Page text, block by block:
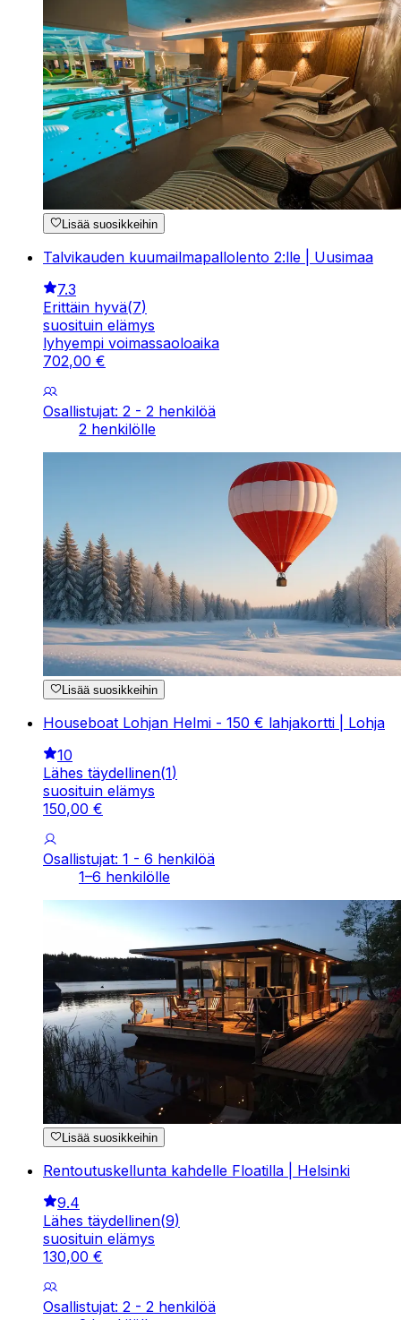
Lisää suosikkeihin
Talvikauden kuumailmapallolento 2:lle | Uusimaa
7.3
Erittäin hyvä(7)
suosituin elämys
lyhyempi voimassaoloaika
702,00 €
Osallistujat: 2 - 2 henkilöä
2 henkilölle
Lisää suosikkeihin
Houseboat Lohjan Helmi - 150 € lahjakortti | Lohja
10
Lähes täydellinen(1)
suosituin elämys
150,00 €
Osallistujat: 1 - 6 henkilöä
1–6 henkilölle
Lisää suosikkeihin
Rentoutuskellunta kahdelle Floatilla | Helsinki
9.4
Lähes täydellinen(9)
suosituin elämys
130,00 €
Osallistujat: 2 - 2 henkilöä